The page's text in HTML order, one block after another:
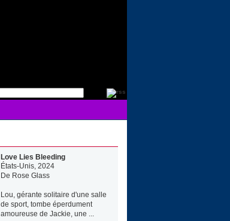
Love Lies Bleeding
États-Unis, 2024
De Rose Glass
Lou, gérante solitaire d'une salle
de sport, tombe éperdument
amoureuse de Jackie, une ...